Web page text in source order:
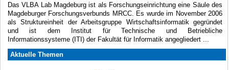
Das VLBA Lab Magdeburg ist als Forschungseinrichtung eine Säule des
Magdeburger Forschungsverbunds MRCC. Es wurde im November 2006
als Struktureinheit der Arbeitsgruppe Wirtschaftsinformatik gegründet
und ist dem Institut für Technische und Betriebliche
Informationssysteme (ITI) der Fakultät für Informatik angegliedert ...
Aktuelle Themen